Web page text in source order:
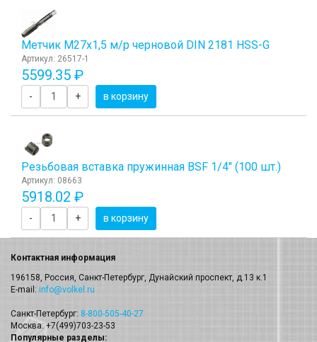
Метчик М27x1,5 м/р черновой DIN 2181 HSS-G
Артикул: 26517-1
5599.35 ₽
- + в корзину
Резьбовая вставка пружинная BSF 1/4" (100 шт.)
Артикул: 08663
5918.02 ₽
- + в корзину
Контактная информация
196158, Россия, Санкт-Петербург, Дунайский проспект, д.13 к.1
E-mail: info@volkel.ru
Санкт-Петербург: 8-800-505-40-27
Москва: +7(499)703-23-53
Популярные разделы: